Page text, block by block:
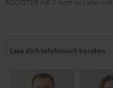
ROCKSTER AIR 2 nicht im
Lass dich telefonisch beraten